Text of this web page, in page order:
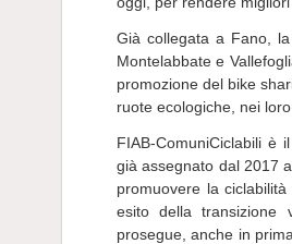
Già collegata a Fano,
Montelabbate e
promozione del bike
ruote ecologiche, nei loro
FIAB-ComuniCiclabili è
già assegnato dal 2017
promuovere la
esito della transizione
prosegue, anche in